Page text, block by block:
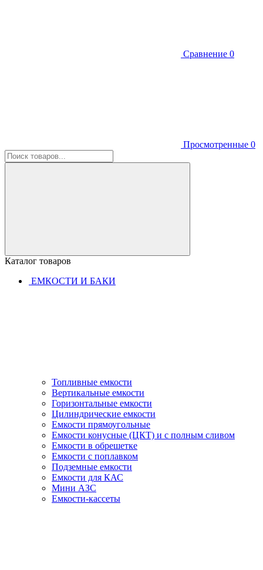
Сравнение 0
Просмотренные 0
Каталог товаров
ЕМКОСТИ И БАКИ
Топливные емкости
Вертикальные емкости
Горизонтальные емкости
Цилиндрические емкости
Емкости прямоугольные
Емкости конусные (ЦКТ) и с полным сливом
Емкости в обрешетке
Емкости с поплавком
Подземные емкости
Емкости для КАС
Мини АЗС
Емкости-кассеты